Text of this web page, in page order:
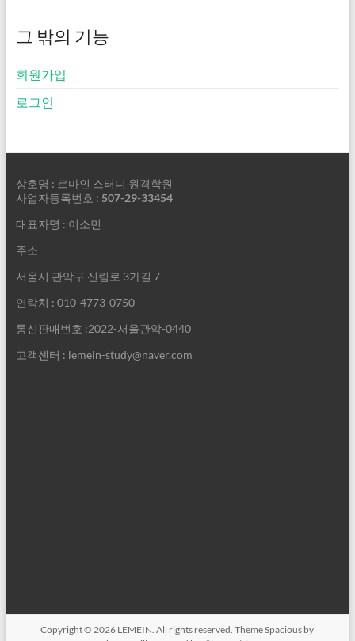
그 밖의 기능
회원가입
로그인
상호명 : 르마인 스터디 원격학원
사업자등록번호 : 507-29-33454
대표자명 : 이소민
주소
서울시 관악구 신림로 3가길 7
연락처 : 010-4773-0750
통신판매번호 :2022-서울관악-0440
고객센터 : lemein-study@naver.com
Copyright © 2026 LEMEIN. All rights reserved. ThemeSpacious by